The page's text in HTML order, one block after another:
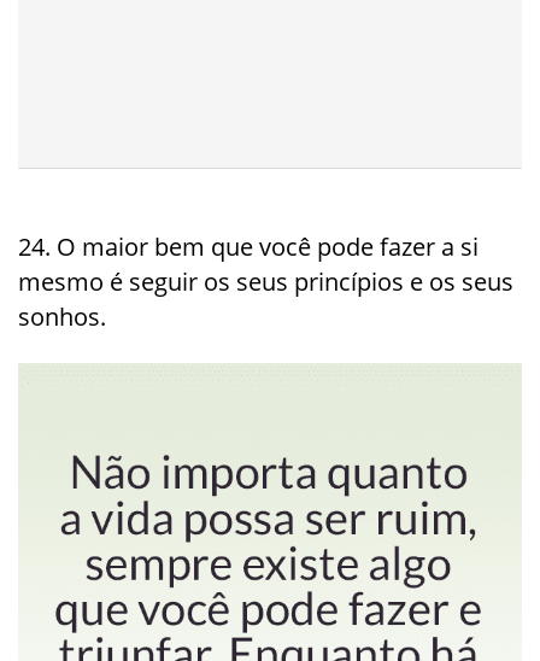
24. O maior bem que você pode fazer a si
mesmo é seguir os seus princípios e os seus
sonhos.